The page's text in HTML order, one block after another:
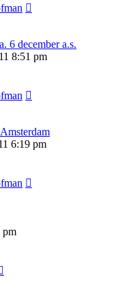
6 december a.s.
8:51 pm
6:19 pm
pm